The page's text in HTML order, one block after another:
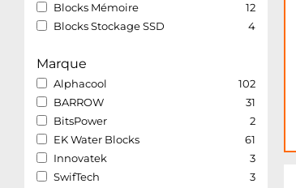
Blocks Mémoire
12
Blocks Stockage SSD
4
Marque
Alphacool
102
BARROW
31
BitsPower
2
EK Water Blocks
61
Innovatek
3
SwifTech
3